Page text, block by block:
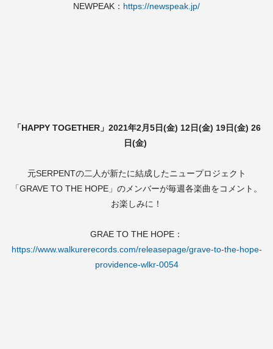
NEWPEAK： https://newspeak.jp/
「HAPPY TOGETHER」2021年2月5日(金) 12日(金) 19日(金) 26
日(金)
元SERPENTの二人が新たに結成したニュープロジェクト
「GRAVE TO THE HOPE」のメンバーが毎週各楽曲をコメント。
お楽しみに！
GRAE TO THE HOPE：
https://www.walkurerecords.com/releasepage/grave-to-the-hope-
providence-wlkr-0054